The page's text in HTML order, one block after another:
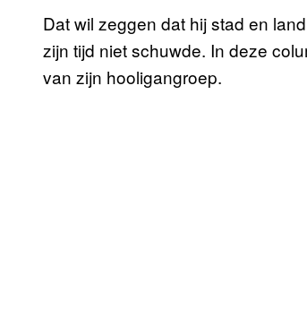
Dat wil zeggen dat hij stad en
zijn tijd niet schuwde. In deze
van zijn hooligangroep.